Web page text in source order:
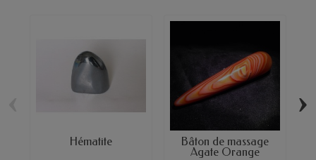
Hématite Bâton de massage
Agate Orange
›